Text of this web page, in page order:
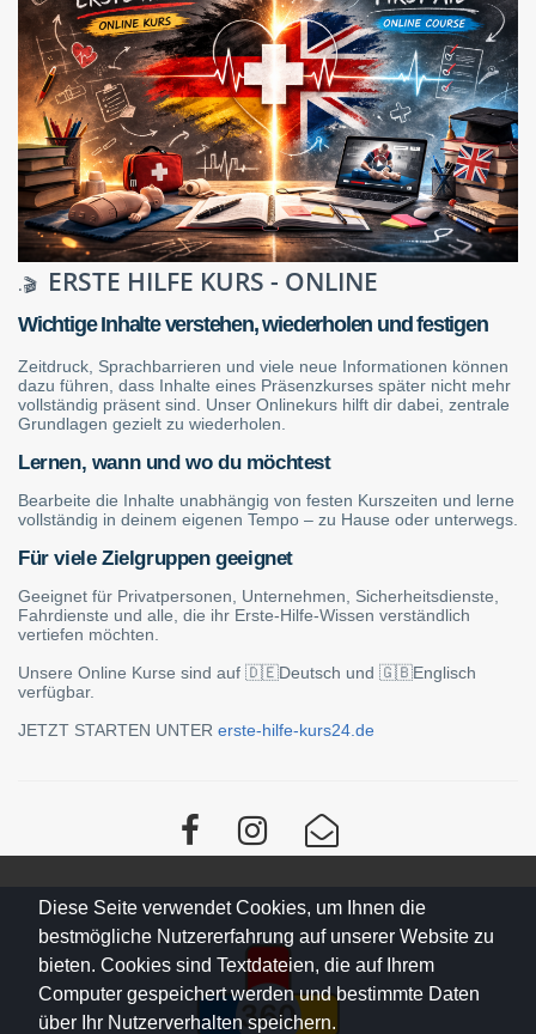
Diese Seite verwendet Cookies, um Ihnen die
bestmögliche Nutzererfahrung auf unserer Website zu
bieten. Cookies sind Textdateien, die auf Ihrem
Computer gespeichert werden und bestimmte Daten
über Ihr Nutzerverhalten speichern.
.🎬 ERSTE HILFE KURS - ONLINE
Wichtige Inhalte verstehen, wiederholen und festigen
Zeitdruck, Sprachbarrieren und viele neue Informationen können
dazu führen, dass Inhalte eines Präsenzkurses später nicht mehr
vollständig präsent sind. Unser Onlinekurs hilft dir dabei, zentrale
Grundlagen gezielt zu wiederholen.
Lernen, wann und wo du möchtest
Bearbeite die Inhalte unabhängig von festen Kurszeiten und lerne
vollständig in deinem eigenen Tempo – zu Hause oder unterwegs.
Für viele Zielgruppen geeignet
Geeignet für Privatpersonen, Unternehmen, Sicherheitsdienste,
Fahrdienste und alle, die ihr Erste-Hilfe-Wissen verständlich
vertiefen möchten.
Unsere Online Kurse sind auf 🇩🇪Deutsch und 🇬🇧Englisch
verfügbar.
JETZT STARTEN UNTER erste-hilfe-kurs24.de